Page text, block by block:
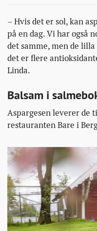
– Hvis det er sol, kan
på en dag. Vi har også
det samme, men de
det er flere
Linda.
Balsam i
Aspargesen leverer de
restauranten Bare i